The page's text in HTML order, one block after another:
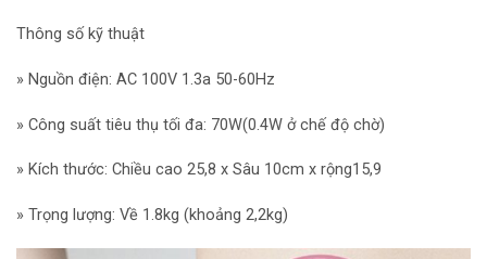
Thông số kỹ thuật
» Nguồn điện: AC 100V 1.3a 50-60Hz
» Công suất tiêu thụ tối đa: 70W(0.4W ở chế độ chờ)
» Kích thước: Chiều cao 25,8 x Sâu 10cm x rộng15,9
» Trọng lượng: Về 1.8kg (khoảng 2,2kg)